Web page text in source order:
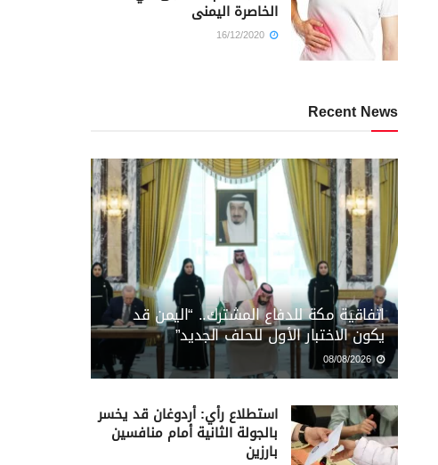
الخاصرة اليمنى
Recent News
اتفاقية مكة للدفاع المشترك.. “اليمن قد
يكون الاختبار الأول للحلف الجديد”
08/08/2026
استطلاع رأي: أردوغان قد يخسر
بالجولة الثانية أمام منافسين
بارزين